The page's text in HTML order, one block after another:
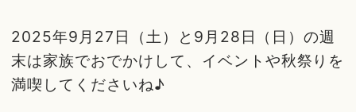
2025年9月27日（土）と9月28日（日）の週
末は家族でおでかけして、イベントや秋祭りを
満喫してくださいね♪